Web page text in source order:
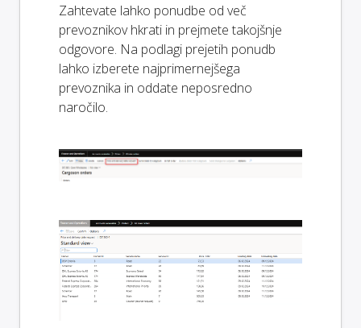
Zahtevate lahko ponudbe od več
prevoznikov hkrati in prejmete takojšnje
odgovore. Na podlagi prejetih ponudb
lahko izberete najprimernejšega
prevoznika in oddate neposredno
naročilo.